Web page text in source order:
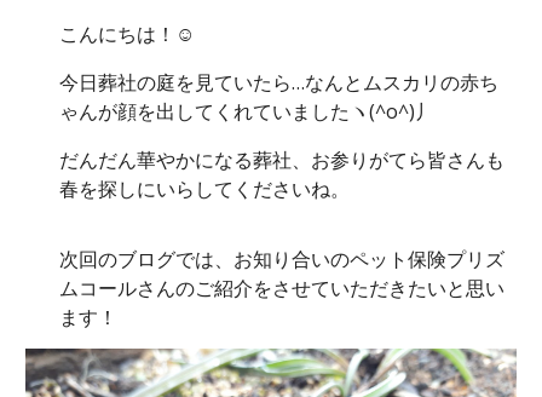
こんにちは！☺
今日葬社の庭を見ていたら…なんとムスカリの赤ち
ゃんが顔を出してくれていましたヽ(^o^)丿
だんだん華やかになる葬社、お参りがてら皆さんも
春を探しにいらしてくださいね。
次回のブログでは、お知り合いのペット保険プリズ
ムコールさんのご紹介をさせていただきたいと思い
ます！